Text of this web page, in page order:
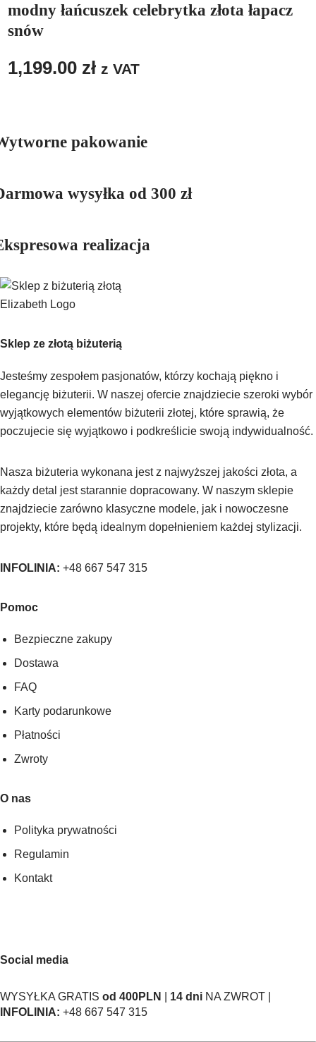
modny łańcuszek celebrytka złota łapacz
snów
1,199.00 zł z VAT
pakowanie
wysyłka od 300 zł
realizacja
Sklep ze złotą biżuterią
Jesteśmy zespołem pasjonatów, którzy kochają piękno i
elegancję biżuterii. W naszej ofercie znajdziecie szeroki wybór
wyjątkowych elementów biżuterii złotej, które sprawią, że
poczujecie się wyjątkowo i podkreślicie swoją indywidualność.
Nasza biżuteria wykonana jest z najwyższej jakości złota, a
każdy detal jest starannie dopracowany. W naszym sklepie
znajdziecie zarówno klasyczne modele, jak i nowoczesne
projekty, które będą idealnym dopełnieniem każdej stylizacji.
INFOLINIA: +48 667 547 315
Pomoc
Bezpieczne zakupy
Dostawa
FAQ
Karty podarunkowe
Płatności
Zwroty
O nas
Polityka prywatności
Regulamin
Kontakt
Social media
WYSYŁKA GRATIS od 400PLN 14 dni NA ZWROT |
INFOLINIA: +48 667 547 315